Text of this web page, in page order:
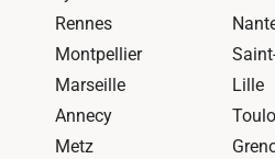
Rennes
Montpellier
Marseille
Lille
Annecy
Metz